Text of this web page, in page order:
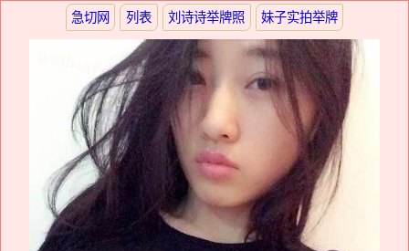
急切网 列表 刘诗诗举牌照 妹子实拍举牌